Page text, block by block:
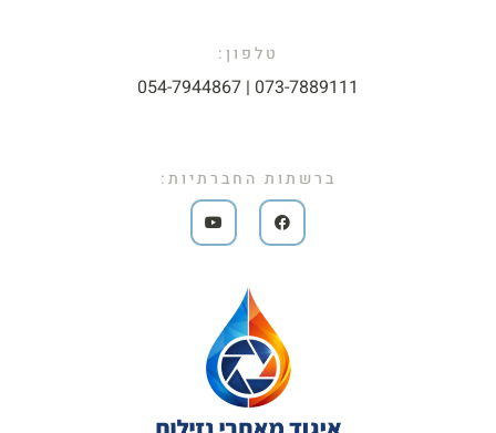
טלפון:
073-7889111 | 054-7944867​
ברשתות החברתיות: